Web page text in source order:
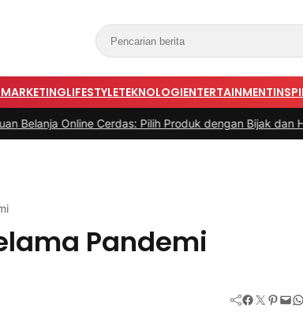
MARKETINGLIFESTYLETEKNOLOGIENTERTAINMENT
Cerdas: Pilih Produk dengan Bijak dan Hindari
Pandemi
Facebook Twitter Pinterest Mail WhatsApp